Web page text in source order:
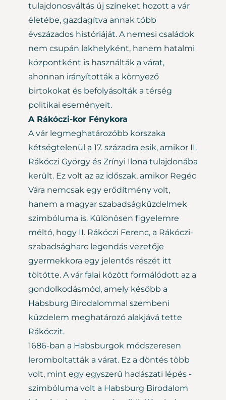
tulajdonosváltás új színeket hozott a vár
életébe, gazdagítva annak több
évszázados históriáját. A nemesi családok
nem csupán lakhelyként, hanem hatalmi
központként is használták a várat,
ahonnan irányították a környező
birtokokat és befolyásolták a térség
politikai eseményeit.
A Rákóczi-kor Fénykora
A vár legmeghatározóbb korszaka
kétségtelenül a 17. századra esik, amikor II.
Rákóczi György és Zrínyi Ilona tulajdonába
került. Ez volt az az időszak, amikor Regéc
Vára nemcsak egy erődítmény volt,
hanem a magyar szabadságküzdelmek
szimbóluma is. Különösen figyelemre
méltó, hogy II. Rákóczi Ferenc, a Rákóczi-
szabadságharc legendás vezetője
gyermekkora egy jelentős részét itt
töltötte. A vár falai között formálódott az a
gondolkodásmód, amely később a
Habsburg Birodalommal szembeni
küzdelem meghatározó alakjává tette
Rákóczit.
1686-ban a Habsburgok módszeresen
leromboltatták a várat. Ez a döntés több
volt, mint egy egyszerű hadászati lépés -
szimbóluma volt a Habsburg Birodalom